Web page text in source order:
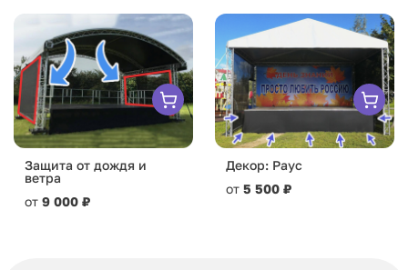
Защита от дождя и
ветра
от 9 000 ₽
Декор: Раус
от 5 500 ₽